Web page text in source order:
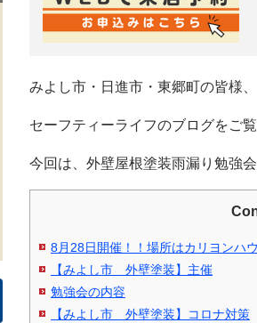
みよし市・日進市・東郷町の皆様、
セーフティーライフのブログをご
今回は、外壁屋根塗装雨漏り勉強
8月28日開催！！場所はカリヨンハ
【みよし市 外壁塗装】主催
勉強会の内容
【みよし市 外壁塗装】コロナ対策